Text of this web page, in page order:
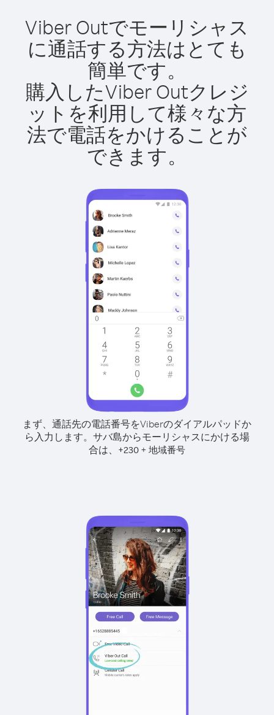
Viber Outでモーリシャス
に通話する方法はとても
簡単です。
購入したViber Outクレジ
ットを利用して様々な方
法で電話をかけることが
できます。
まず、通話先の電話番号をViberのダイアルパッドか
ら入力します。 サバ島からモーリシャスにかける場
合は、 +230 + 地域番号